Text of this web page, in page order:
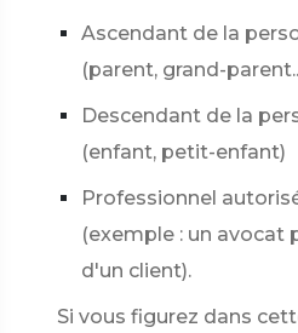
Ascendant de la
(parent, grand-
Descendant de la
(enfant, petit-enfant)
Professionnel
(exemple : un avocat
d'un client).
Si vous figurez dans